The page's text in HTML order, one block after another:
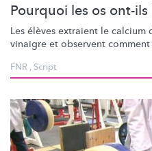
Pourquoi les os ont-
Les élèves extraient le
vinaigre et observent
FNR , Script